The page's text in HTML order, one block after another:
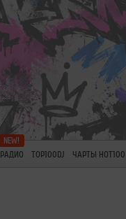
РАДИО TOP100DJ ЧАРТЫ HOT100